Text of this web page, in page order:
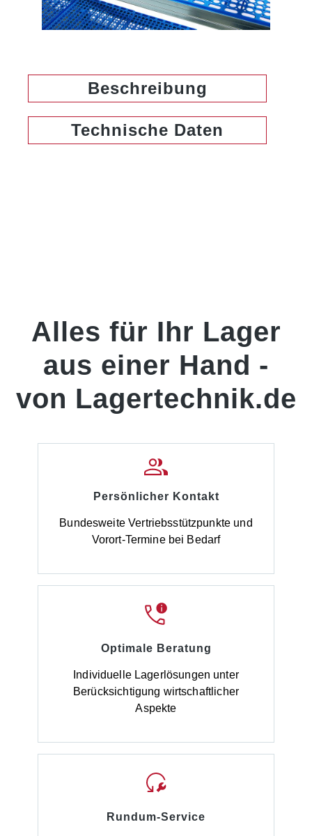
Beschreibung
Technische Daten
Alles für Ihr Lager
aus einer Hand -
von Lagertechnik.de
Persönlicher Kontakt
Bundesweite Vertriebsstützpunkte und
Vorort-Termine bei Bedarf
Optimale Beratung
Individuelle Lagerlösungen unter
Berücksichtigung wirtschaftlicher
Aspekte
Rundum-Service